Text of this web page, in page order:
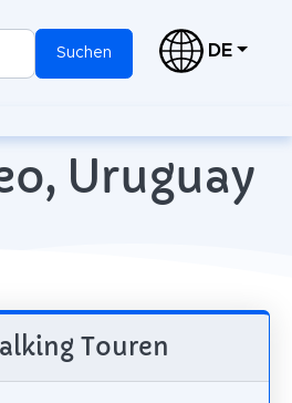
Suchen DE
Uruguay
Touren